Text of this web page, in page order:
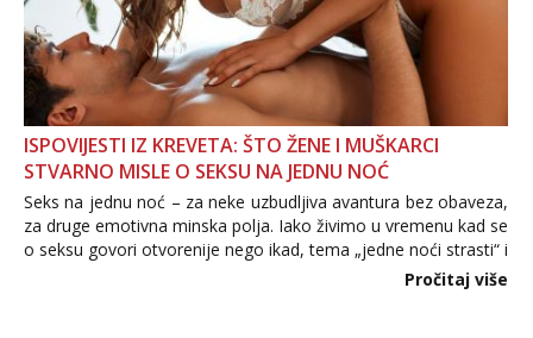
ISPOVIJESTI IZ KREVETA: ŠTO ŽENE I MUŠKARCI
STVARNO MISLE O SEKSU NA JEDNU NOĆ
Seks na jednu noć – za neke uzbudljiva avantura bez obaveza,
za druge emotivna minska polja. Iako živimo u vremenu kad se
o seksu govori otvorenije nego ikad, tema „jedne noći strasti“ i
dalje izaziva burne rasprave. Što zapravo misle žene, a što
Pročitaj više